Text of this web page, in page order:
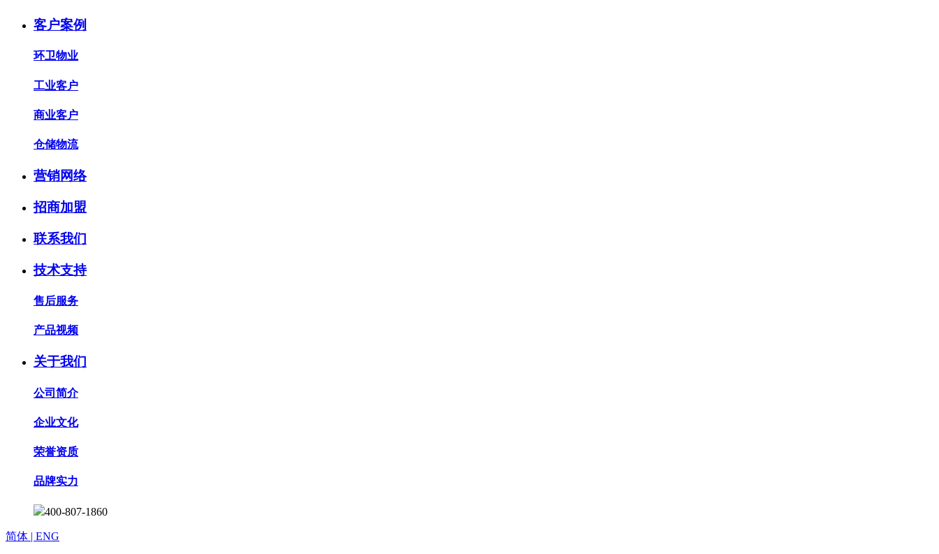
客户案例
环卫物业
工业客户
商业客户
仓储物流
营销网络
招商加盟
联系我们
技术支持
售后服务
产品视频
关于我们
公司简介
企业文化
荣誉资质
品牌实力
400-807-1860
简体 | ENG